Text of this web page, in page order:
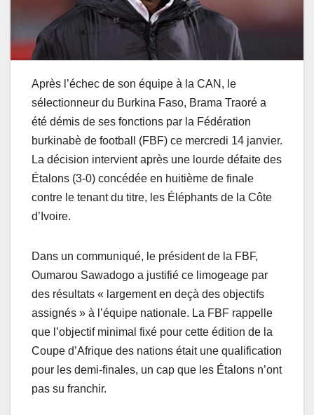
Après l’échec de son équipe à la CAN, le
sélectionneur du Burkina Faso, Brama Traoré a
été démis de ses fonctions par la Fédération
burkinabè de football (FBF) ce mercredi 14 janvier.
La décision intervient après une lourde défaite des
Étalons (3-0) concédée en huitième de finale
contre le tenant du titre, les Éléphants de la Côte
d’Ivoire.
Dans un communiqué, le président de la FBF,
Oumarou Sawadogo a justifié ce limogeage par
des résultats « largement en deçà des objectifs
assignés » à l’équipe nationale. La FBF rappelle
que l’objectif minimal fixé pour cette édition de la
Coupe d’Afrique des nations était une qualification
pour les demi-finales, un cap que les Étalons n’ont
pas su franchir.